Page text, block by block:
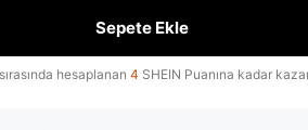
Sepete Ekle
hesaplanan 4 SHEIN Puanına kadar